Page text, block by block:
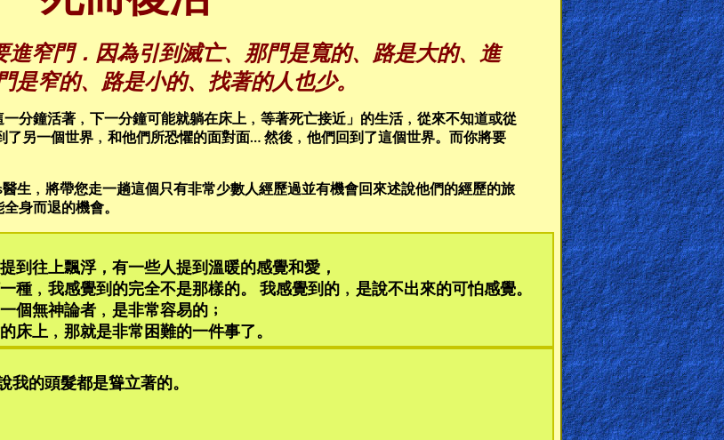
進窄門．因為引到滅亡、那門是寬的、路是大的、進
是窄的、路是小的、找著的人也少。
分鐘活著﹐下一分鐘可能就躺在床上﹐等著死亡接近」的生活﹐從來不知道或從
了另一個世界﹐和他們所恐懼的面對面… 然後﹐他們回到了這個世界。而你將要
生﹐將帶您走一趟這個只有非常少數人經歷過並有機會回來述說他們的經歷的旅
身而退的機會。
到往上飄浮，有一些人提到溫暖的感覺和愛，
種﹐我感覺到的完全不是那樣的。 我感覺到的﹐是說不出來的可怕感覺。
個無神論者﹐是非常容易的﹔
床上﹐那就是非常困難的一件事了。
我的頭髮都是聳立著的。